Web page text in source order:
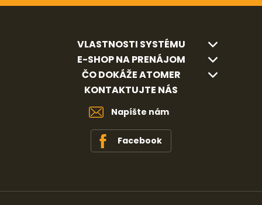
VLASTNOSTI SYSTÉMU
E-SHOP NA PRENÁJOM
ČO DOKÁŽE ATOMER
KONTAKTUJTE NÁS
Napíšte nám
Facebook